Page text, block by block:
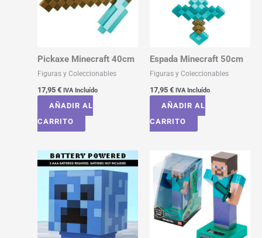
Pickaxe Minecraft 40cm
Figuras y Coleccionables
17,95 € IVA Incluído
AÑADIR AL
CARRITO
Espada Minecraft 50cm
Figuras y Coleccionables
17,95 € IVA Incluído
AÑADIR AL
CARRITO